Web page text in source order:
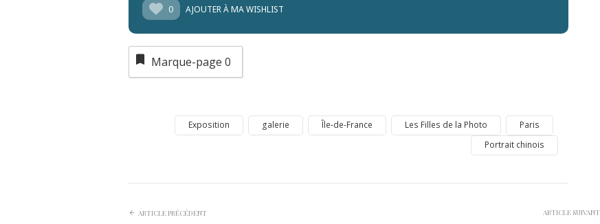
0
AJOUTER À MA WISHLIST
Marque-page 0
Exposition galerie Île-de-France Les Filles de la Photo
Paris
Portrait chinois
ARTICLE PRÉCÉDENT ARTICLE SUIVANT